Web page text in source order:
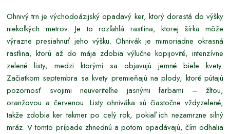
Ohnivý trn je východoázijský opadavý ker, ktorý dorastá do výšky
niekoľkých metrov. Je to rozľahlá rastlina, ktorej šírka môže
výrazne presiahnuť jeho výšku. Ohnivák je mimoriadne okrasná
rastlina, ktorú až do mája zdobia výlučne kopijovité, intenzívne
zelené listy, medzi ktorými sa objavujú jemné biele kvety.
Začiatkom septembra sa kvety premieňajú na plody, ktoré pútajú
pozornosť svojimi neuveriteľne jasnými farbami – žltou,
oranžovou a červenou. Listy ohniváka sú čiastočne vždyzelené,
takže zdobia ker takmer po celý rok, pokiaľ ich nezamrzne silný
mráz. V tomto prípade zhnednú a potom opadávajú, čím odhalia